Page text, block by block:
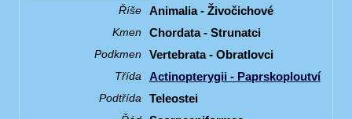
Říše
Animalia - Živočichové
Kmen Chordata - Strunatci
Podkmen Vertebrata - Obratlovci
Třída Actinopterygii - Paprskoploutví
Podtřída Teleostei